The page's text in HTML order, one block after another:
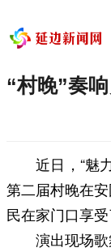
“村晚”奏
近日，“魅
第二届村晚在
民在家门口享
演出现场